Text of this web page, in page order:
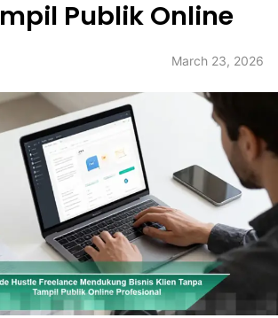
Publik Online
March 23, 2026